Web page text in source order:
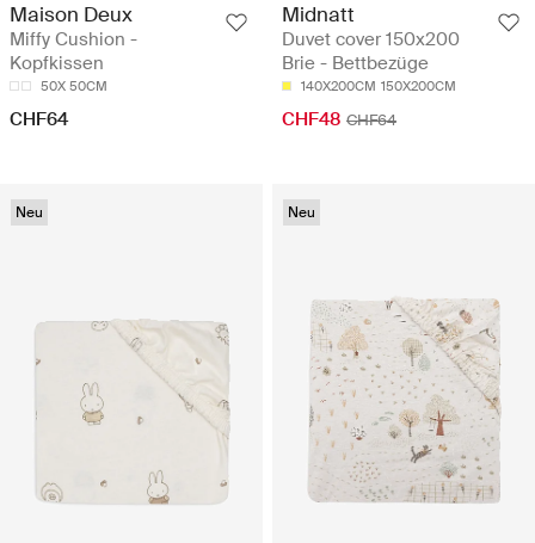
Maison Deux
Miffy Cushion -
Kopfkissen
50X 50CM
CHF64
Midnatt
Duvet cover 150x200
Brie - Bettbezüge
140X200CM 150X200CM
CHF48 CHF64
Neu Neu